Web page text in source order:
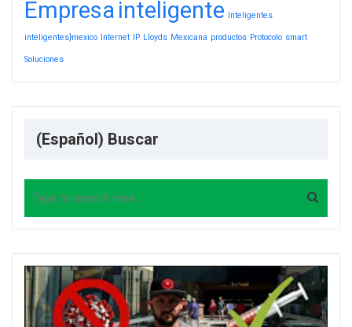
Empresa inteligente Inteligentes
inteligentes}mexico Internet IP Lloyds Mexicana productos Protocolo smart
Soluciones
(Español) Buscar